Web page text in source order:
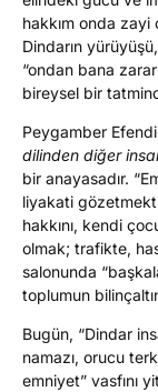
hakkım onda
Dindarın
“ondan bana
bireysel bir
Peygamber
dilinden diğer
bir anayasadır.
liyakati
hakkını, kendi
olmak; trafikte,
salonunda
toplumun
Bugün, “Dindar
namazı, orucu
emniyet” vasfını